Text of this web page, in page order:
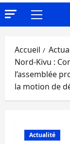
Menu
Accueil
Nord-Kivu :
l’assemblée
la motion de
Actualité